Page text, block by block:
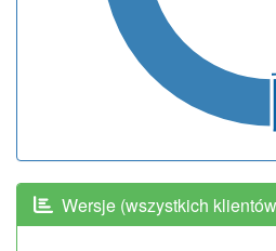
Wersje (wszystkich